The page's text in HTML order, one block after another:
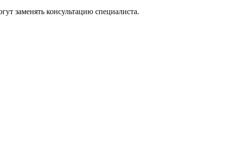
заменять консультацию специалиста.